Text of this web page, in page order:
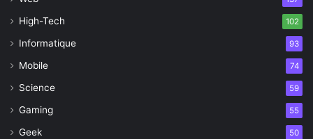
High-Tech 102
Informatique 93
Mobile 74
Science 59
Gaming 55
Geek 50